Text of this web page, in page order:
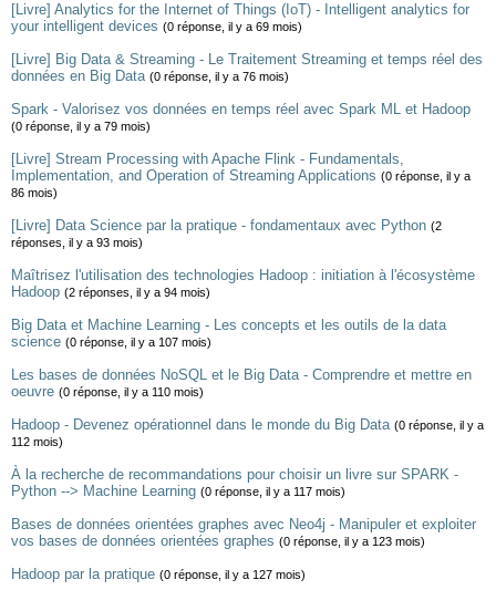
[Livre] Analytics for the Internet of Things (IoT) - Intelligent analytics for
your intelligent devices (0 réponse, il y a 69 mois)
[Livre] Big Data & Streaming - Le Traitement Streaming et temps réel des
données en Big Data (0 réponse, il y a 76 mois)
Spark - Valorisez vos données en temps réel avec Spark ML et Hadoop
(0 réponse, il y a 79 mois)
[Livre] Stream Processing with Apache Flink - Fundamentals,
Implementation, and Operation of Streaming Applications (0 réponse, il y a
86 mois)
[Livre] Data Science par la pratique - fondamentaux avec Python (2
réponses, il y a 93 mois)
Maîtrisez l'utilisation des technologies Hadoop : initiation à l'écosystème
Hadoop (2 réponses, il y a 94 mois)
Big Data et Machine Learning - Les concepts et les outils de la data
science (0 réponse, il y a 107 mois)
Les bases de données NoSQL et le Big Data - Comprendre et mettre en
oeuvre (0 réponse, il y a 110 mois)
Hadoop - Devenez opérationnel dans le monde du Big Data (0 réponse, il y a
112 mois)
À la recherche de recommandations pour choisir un livre sur SPARK -
Python --> Machine Learning (0 réponse, il y a 117 mois)
Bases de données orientées graphes avec Neo4j - Manipuler et exploiter
vos bases de données orientées graphes (0 réponse, il y a 123 mois)
Hadoop par la pratique (0 réponse, il y a 127 mois)